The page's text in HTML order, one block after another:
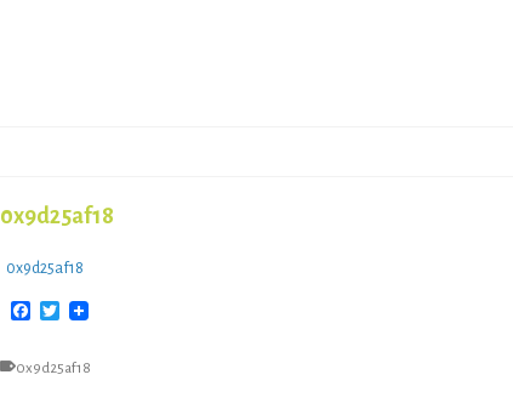
0x9d25af18
0x9d25af18
Facebook
Twitter
0x9d25af18